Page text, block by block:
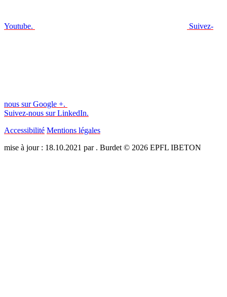
Youtube. Suivez-
nous sur Google +.
Suivez-nous sur LinkedIn.
Accessibilité Mentions légales
mise à jour : 18.10.2021 par . Burdet © 2026 EPFL IBETON